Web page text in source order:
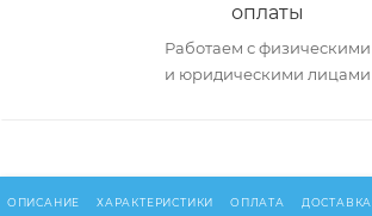
оплаты
Работаем с физическими
и юридическими лицами
ОПИСАНИЕ ХАРАКТЕРИСТИКИ ОПЛАТА ДОСТАВКА